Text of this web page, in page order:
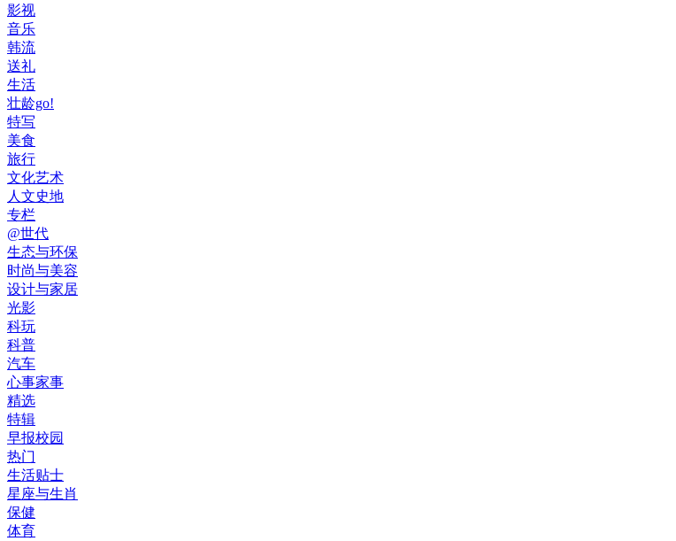
影视
音乐
韩流
送礼
生活
壮龄go!
特写
美食
旅行
文化艺术
人文史地
专栏
@世代
生态与环保
时尚与美容
设计与家居
光影
科玩
科普
汽车
心事家事
精选
特辑
早报校园
热门
生活贴士
星座与生肖
保健
体育